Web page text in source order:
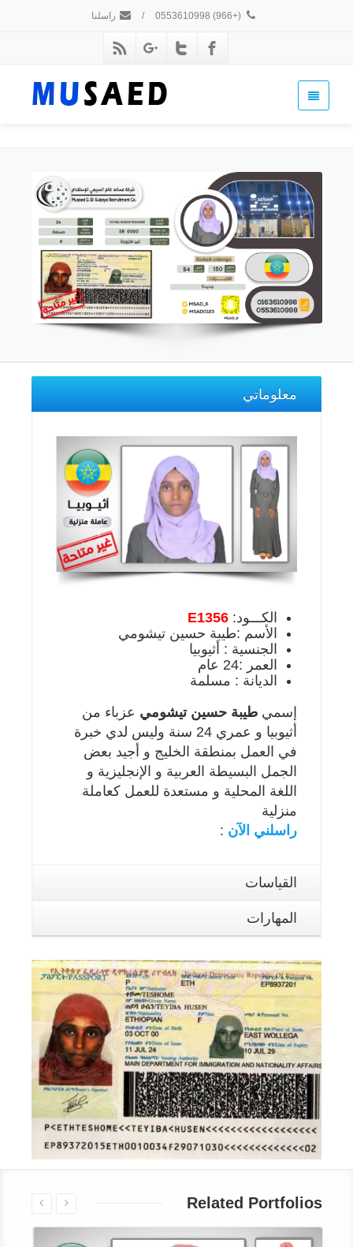
(+966) 0553610998
/ راسلنا
معلوماتي
الكـــود: E1356
الأسم :طيبة حسين تيشومي
الجنسية : أثيوبيا
العمر :24 عام
الديانة : مسلمة
إسمي طيبة حسين تيشومي عزباء من
أثيوبيا و عمري 24 سنة وليس لدي خبرة
في العمل بمنطقة الخليج و أجيد بعض
الجمل البسيطة العربية و الإنجليزية و
اللغة المحلية و مستعدة للعمل كعاملة
منزلية
راسلني الآن :
القياسات
المهارات
Related Portfolios